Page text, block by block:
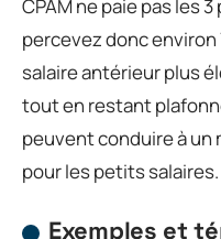
CPAM ne paie pas les
percevez donc environ
salaire antérieur plus
tout en restant
peuvent conduire à
pour les petits salaires.
Exemples et